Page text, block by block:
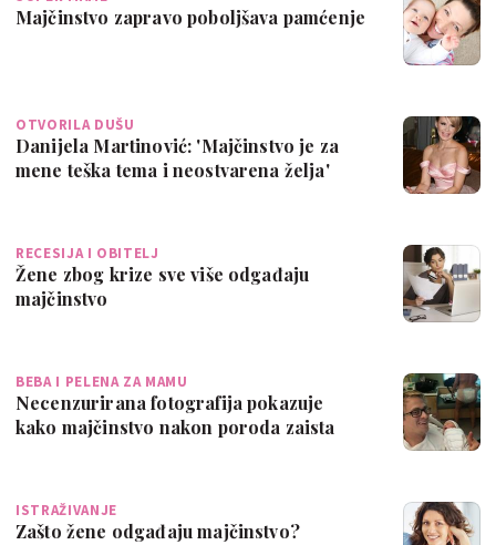
Majčinstvo zapravo poboljšava pamćenje
OTVORILA DUŠU
Danijela Martinović: 'Majčinstvo je za
mene teška tema i neostvarena želja'
RECESIJA I OBITELJ
Žene zbog krize sve više odgađaju
majčinstvo
BEBA I PELENA ZA MAMU
Necenzurirana fotografija pokazuje
kako majčinstvo nakon poroda zaista
ISTRAŽIVANJE
Zašto žene odgađaju majčinstvo?